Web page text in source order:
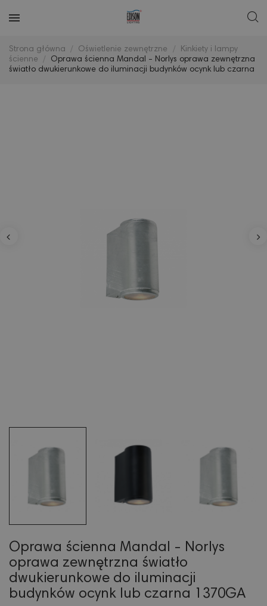
Strona główna Oświetlenie zewnętrzne
Kinkiety i lampy
ścienne
Oprawa ścienna Mandal - Norlys oprawa zewnętrzna
światło dwukierunkowe do iluminacji budynków ocynk lub czarna
Oprawa ścienna Mandal - Norlys
oprawa zewnętrzna światło
dwukierunkowe do iluminacji
budynków ocynk lub czarna 1370GA